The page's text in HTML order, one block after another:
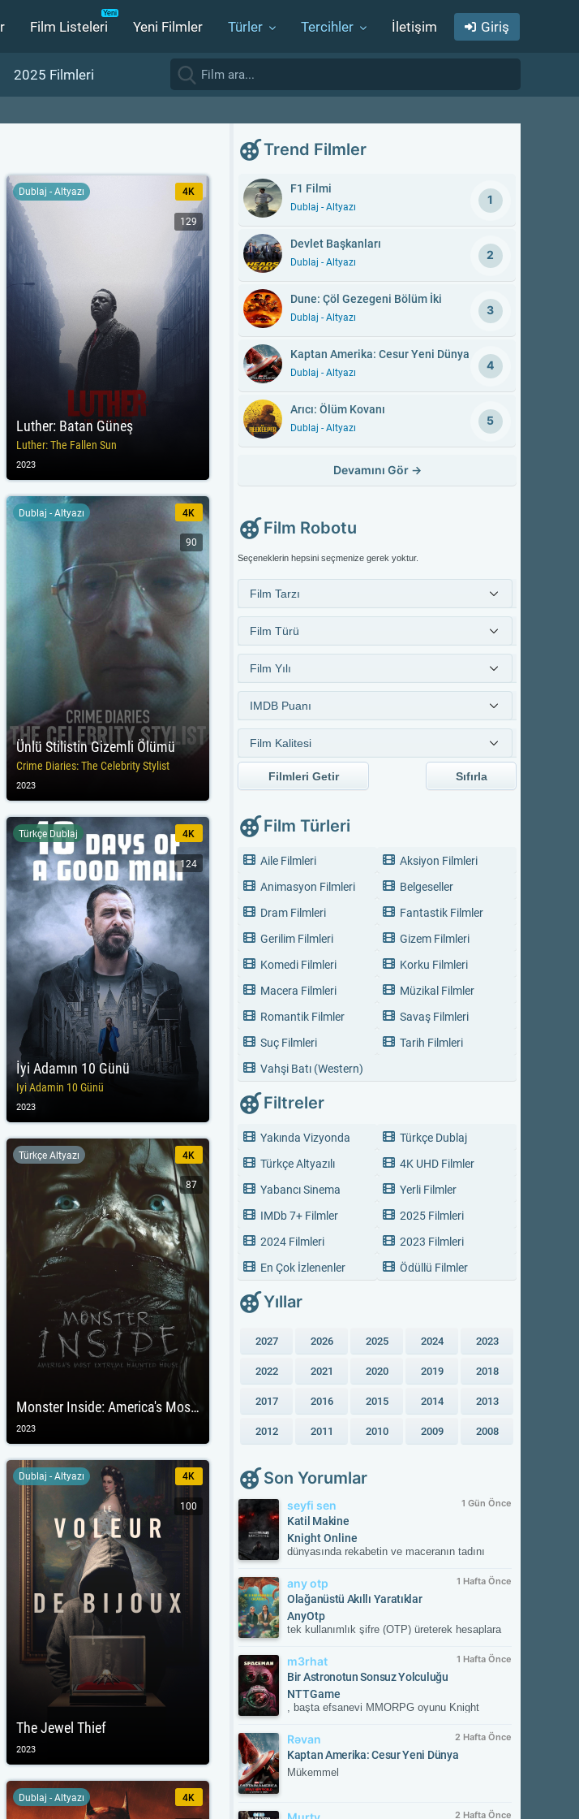
Film Listeleri Yeni Filmler Türler Tercihler İletişim Giriş
2025 Filmleri
Luther: Batan Güneş
Luther: The Fallen Sun
Dublaj - Altyazı 4K
129
2023
Ünlü Stilistin Gizemli Ölümü
Crime Diaries: The Celebrity Stylist
Dublaj - Altyazı 4K
90
2023
İyi Adamın 10 Günü
Iyi Adamin 10 Günü
Türkçe Dublaj 4K
124
2023
Monster Inside: America's Most Extreme Haunted House
Türkçe Altyazı 4K
87
2023
The Jewel Thief
Dublaj - Altyazı 4K
100
2023
Dublaj - Altyazı 4K
Trend Filmler
F1 Filmi
Dublaj - Altyazı
1
Devlet Başkanları
Dublaj - Altyazı
2
Dune: Çöl Gezegeni Bölüm İki
Dublaj - Altyazı
3
Kaptan Amerika: Cesur Yeni Dünya
Dublaj - Altyazı
4
Arıcı: Ölüm Kovanı
Dublaj - Altyazı
5
Devamını Gör →
Film Robotu
Seçeneklerin hepsini seçmenize gerek yoktur.
Filmleri Getir Sıfırla
Film Türleri
Aile Filmleri
Aksiyon Filmleri
Animasyon Filmleri
Belgeseller
Dram Filmleri
Fantastik Filmler
Gerilim Filmleri
Gizem Filmleri
Komedi Filmleri
Korku Filmleri
Macera Filmleri
Müzikal Filmler
Romantik Filmler
Savaş Filmleri
Suç Filmleri
Tarih Filmleri
Vahşi Batı (Western)
Filtreler
Yakında Vizyonda
Türkçe Dublaj
Türkçe Altyazılı
4K UHD Filmler
Yabancı Sinema
Yerli Filmler
IMDb 7+ Filmler
2025 Filmleri
2024 Filmleri
2023 Filmleri
En Çok İzlenenler
Ödüllü Filmler
Yıllar
2027 2026 2025 2024 2023
2022 2021 2020 2019 2018
2017 2016 2015 2014 2013
2012 2011 2010 2009 2008
Son Yorumlar
seyfi sen 1 Gün Önce
Katil Makine
Knight Online
dünyasında rekabetin ve maceranın tadını
kesintisiz oyun deneyimiyle savaşın
merkezinde yerini al. Güncel gelişmeleri takip
etmek ve resmi içeriklere ulaşmak için
NTTGame platformunu ziyaret edebilir,
karakterini zirveye taşıyacak fırsatları
any otp 1 Hafta Önce
Olağanüstü Akıllı Yaratıklar
AnyOtp
tek kullanımlık şifre (OTP) üreterek hesaplara
(2FA) uygulamasıdır. Hesabınızla
eşleştirildikten sonra her girişte uygulamanın
oluşturduğu süreli doğrulama kodunu ister;
böylece yetkisiz erişime karşı hesabınızı korur.
m3rhat 1 Hafta Önce
Bir Astronotun Sonsuz Yolculuğu
NTTGame
, başta efsanevi MMORPG oyunu Knight
ücretsiz (Free-to-Play) çevrimiçi oyunların
yayıncılığını üstlenen lider bir dijital oyun
portalıdır. 2011 yılından bu yana Türkiye ve
global pazarda kesintisiz hizmet veren şirket;
güvenlik çözümleri, 7/24 canlı destek hizmeti
Rəvan 2 Hafta Önce
Kaptan Amerika: Cesur Yeni Dünya
Mükemmel
2 Hafta Önce